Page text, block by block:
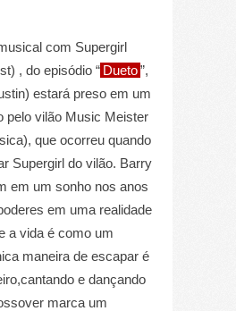
com Supergirl
, do episódio “ Dueto ”,
estará preso em um
pelo vilão Music Meister
que ocorreu quando
Supergirl do vilão. Barry
em um sonho nos anos
em uma realidade
a vida é como um
maneira de escapar é
e dançando
marca um